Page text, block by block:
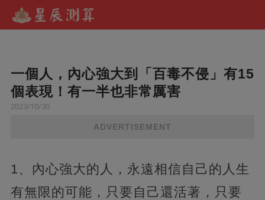
一個人，內心強大到「百毒不侵」有15
個表現！有一半也非常厲害
2023/10/30
ADVERTISEMENT
1、內心強大的人，永遠相信自己的人生
有無限的可能，只要自己還活著，只要